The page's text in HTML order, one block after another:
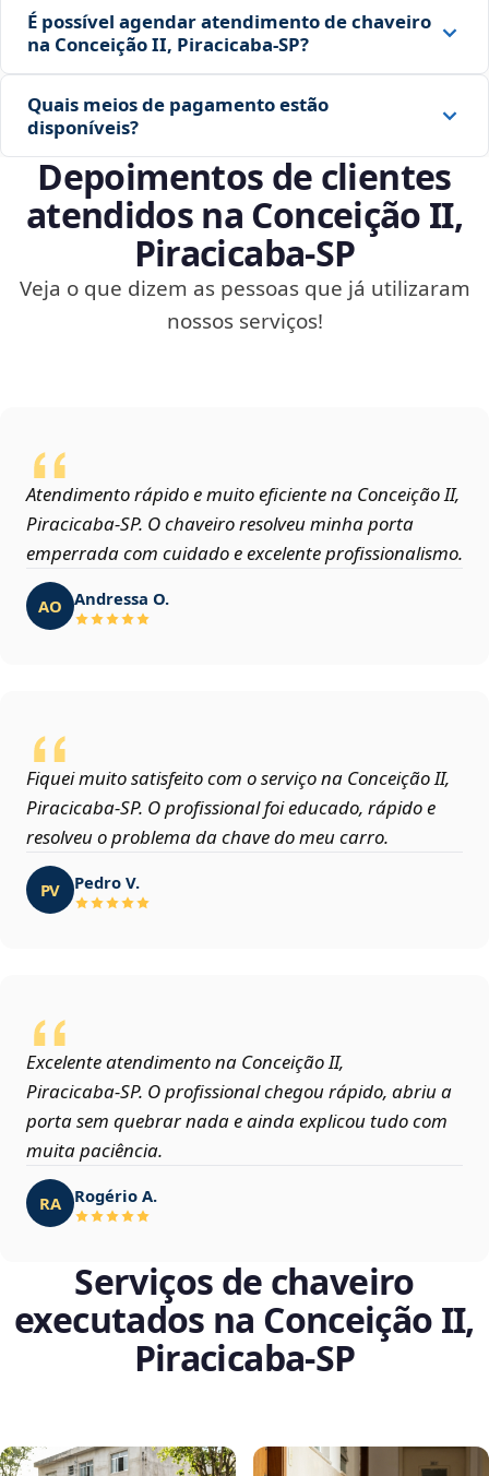
É possível agendar atendimento de chaveiro
na Conceição II, Piracicaba‑SP?
Quais meios de pagamento estão
disponíveis?
Depoimentos de clientes
atendidos na Conceição II,
Piracicaba‑SP
Veja o que dizem as pessoas que já utilizaram
nossos serviços!
Atendimento rápido e muito eficiente na Conceição II,
Piracicaba‑SP. O chaveiro resolveu minha porta
emperrada com cuidado e excelente profissionalismo.
AO Andressa O.
Fiquei muito satisfeito com o serviço na Conceição II,
Piracicaba‑SP. O profissional foi educado, rápido e
resolveu o problema da chave do meu carro.
PV Pedro V.
Excelente atendimento na Conceição II,
Piracicaba‑SP. O profissional chegou rápido, abriu a
porta sem quebrar nada e ainda explicou tudo com
muita paciência.
RA Rogério A.
Serviços de chaveiro
executados na Conceição II,
Piracicaba‑SP